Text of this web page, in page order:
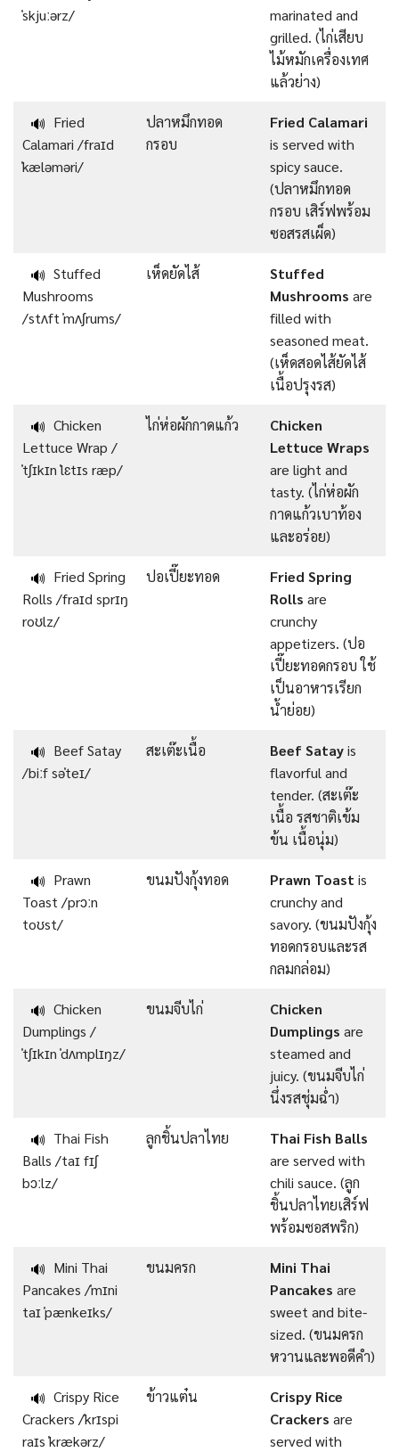
ˈskjuːərz/
marinated and
grilled. (ไก่เสียบ
ไม้หมักเครื่องเทศ
แล้วย่าง)
🔊 Fried
Calamari /fraɪd
ˈkæləməri/
ปลาหมึกทอด
กรอบ
Fried Calamari
is served with
spicy sauce.
(ปลาหมึกทอด
กรอบ เสิร์ฟพร้อม
ซอสรสเผ็ด)
🔊 Stuffed
Mushrooms
/stʌft ˈmʌʃrums/
เห็ดยัดไส้
Stuffed
Mushrooms are
filled with
seasoned meat.
(เห็ดสอดไส้ยัดไส้
เนื้อปรุงรส)
🔊 Chicken
Lettuce Wrap /
ˈtʃɪkɪn ˈlɛtɪs ræp/
ไก่ห่อผักกาดแก้ว
Chicken
Lettuce Wraps
are light and
tasty. (ไก่ห่อผัก
กาดแก้วเบาท้อง
และอร่อย)
🔊 Fried Spring
Rolls /fraɪd sprɪŋ
roʊlz/
ปอเปี๊ยะทอด
Fried Spring
Rolls are
crunchy
appetizers. (ปอ
เปี๊ยะทอดกรอบ ใช้
เป็นอาหารเรียก
น้ำย่อย)
🔊 Beef Satay
/biːf səˈteɪ/
สะเต๊ะเนื้อ Beef Satayis
flavorful and
tender. (สะเต๊ะ
เนื้อ รสชาติเข้ม
ข้น เนื้อนุ่ม)
🔊 Prawn
Toast /prɔːn
toʊst/
ขนมปังกุ้งทอด Prawn Toast is
crunchy and
savory. (ขนมปังกุ้ง
ทอดกรอบและรส
กลมกล่อม)
🔊 Chicken
Dumplings /
ˈtʃɪkɪn ˈdʌmplɪŋz/
ขนมจีบไก่
Chicken
Dumplings are
steamed and
juicy. (ขนมจีบไก่
นึ่งรสชุ่มฉ่ำ)
🔊 Thai Fish
Balls /taɪ fɪʃ
bɔːlz/
ลูกชิ้นปลาไทย
Thai Fish Balls
are served with
chili sauce. (ลูก
ชิ้นปลาไทยเสิร์ฟ
พร้อมซอสพริก)
🔊 Mini Thai
Pancakes /ˈmɪni
taɪ ˈpænkeɪks/
ขนมครก
Mini Thai
Pancakes are
sweet and bite-
sized. (ขนมครก
หวานและพอดีคำ)
🔊 Crispy Rice
Crackers /ˈkrɪspi
raɪs ˈkrækərz/
ข้าวแต๋น
Crispy Rice
Crackers are
served with